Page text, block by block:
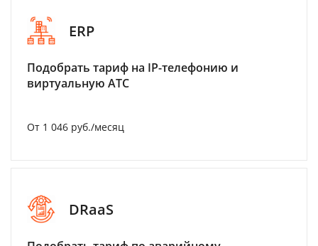
ERP
Подобрать тариф на IP-телефонию и
виртуальную АТС
От 1 046 руб./месяц
DRaaS